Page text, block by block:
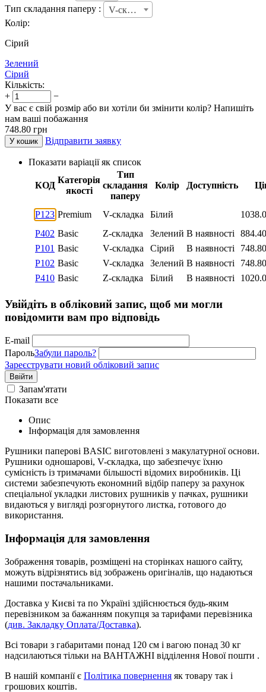
Тип складання паперу :
V-складка
Колір:
Сірий
Зелений
Сірий
Кількість:
+
−
У вас є свій розмір або ви хотіли би змінити колір? Напишіть
нам ваші побажання
748.80 грн
У кошик Відправити заявку
Показати варіації як список
КОД
Категорія
якості
Тип
складання
паперу
Колір Доступність
P123 Premium V-складка Білий
P402 Basic Z-складка Зелений В наявності
884.40
P101 Basic V-складка Сірий В наявності
748.80
P102 Basic V-складка Зелений В наявності
748.80
P410 Basic Z-складка Білий В наявності
Увійдіть в обліковий запис, щоб ми могли
повідомити вам про відповідь
E-mail
ПарольЗабули пароль?
Зареєструвати новий обліковий запис
Ввійти
Запам'ятати
Показати все
Опис
Інформація для замовлення
Рушники паперові BASIC виготовлені з макулатурної основи.
Рушники одношарові, V-cкладка, що забезпечує їхню
сумісність із тримачами більшості відомих виробників. Ці
системи забезпечують економний відбір паперу за рахунок
спеціальної укладки листових рушників у пачках, рушники
видаються у вигляді розгорнутого листка, готового до
використання.
Інформація для замовлення
Зображення товарів, розміщені на сторінках нашого сайту,
можуть відрізнятись від зображень оригіналів, що надаються
нашими постачальниками.
Доставка у Києві та по Україні здійснюється будь-яким
перевізником за бажанням покупця за тарифами перевізника
(див. Закладку Оплата/Доставка).
Всі товари з габаритами понад 120 см і вагою понад 30 кг
надсилаються тільки на ВАНТАЖНІ відділення Нової пошти .
В нашій компанії є Політика повернення як товару так і
грошових коштів.